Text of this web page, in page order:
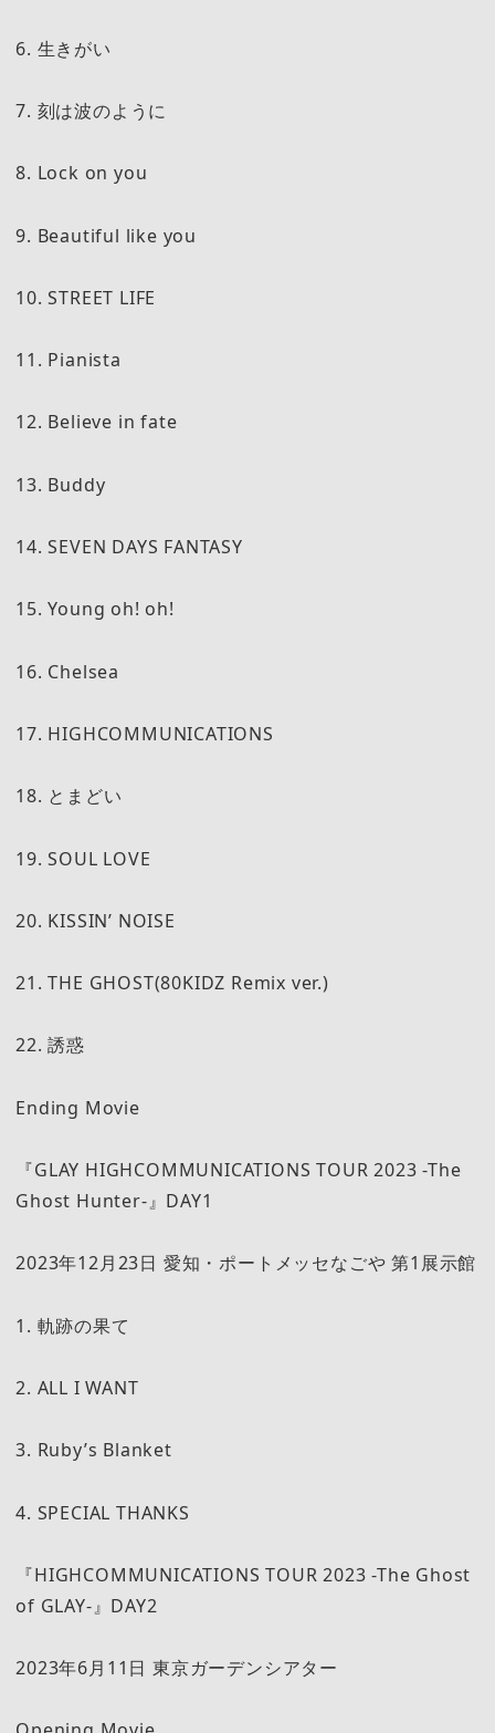
6. 生きがい
7. 刻は波のように
8. Lock on you
9. Beautiful like you
10. STREET LIFE
11. Pianista
12. Believe in fate
13. Buddy
14. SEVEN DAYS FANTASY
15. Young oh! oh!
16. Chelsea
17. HIGHCOMMUNICATIONS
18. とまどい
19. SOUL LOVE
20. KISSIN’ NOISE
21. THE GHOST(80KIDZ Remix ver.)
22. 誘惑
Ending Movie
『GLAY HIGHCOMMUNICATIONS TOUR 2023 -The
Ghost Hunter-』DAY1
2023年12月23日 愛知・ポートメッセなごや 第1展示館
1. 軌跡の果て
2. ALL I WANT
3. Ruby’s Blanket
4. SPECIAL THANKS
『HIGHCOMMUNICATIONS TOUR 2023 -The Ghost
of GLAY-』DAY2
2023年6月11日 東京ガーデンシアター